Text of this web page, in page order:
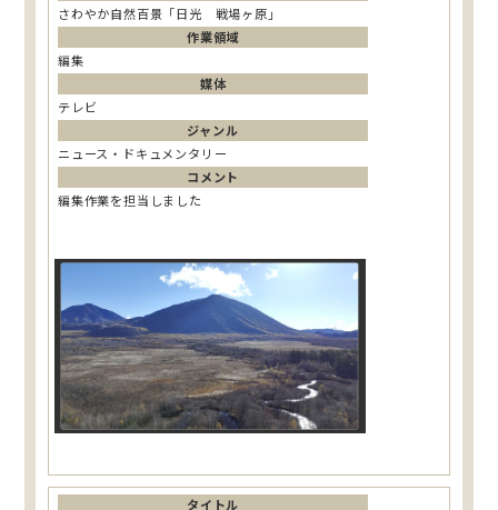
さわやか自然百景「日光 戦場ヶ原」
作業領域
編集
媒体
テレビ
ジャンル
ニュース・ドキュメンタリー
コメント
編集作業を担当しました
タイトル